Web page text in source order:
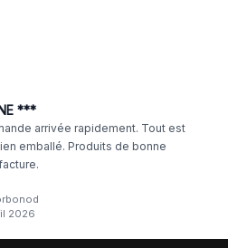
***
arrivée rapidement. Tout est
emballé. Produits de bonne
2026